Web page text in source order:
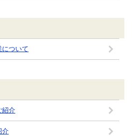
について
紹介
介